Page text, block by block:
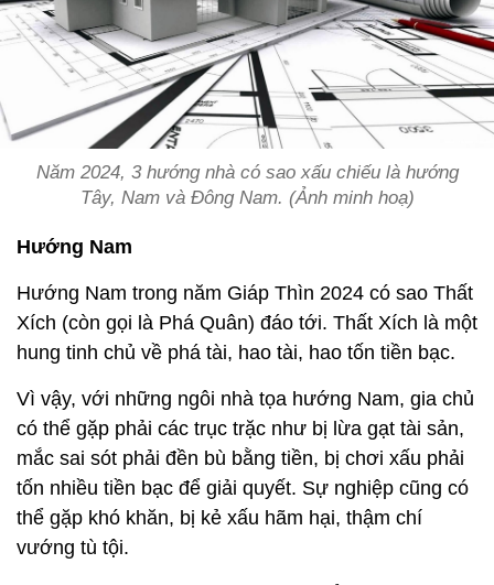
Năm 2024, 3 hướng nhà có sao xấu chiếu là hướng
Tây, Nam và Đông Nam. (Ảnh minh hoạ)
Hướng Nam
Hướng Nam trong năm Giáp Thìn 2024 có sao Thất
Xích (còn gọi là Phá Quân) đáo tới. Thất Xích là một
hung tinh chủ về phá tài, hao tài, hao tốn tiền bạc.
Vì vậy, với những ngôi nhà tọa hướng Nam, gia chủ
có thể gặp phải các trục trặc như bị lừa gạt tài sản,
mắc sai sót phải đền bù bằng tiền, bị chơi xấu phải
tốn nhiều tiền bạc để giải quyết. Sự nghiệp cũng có
thể gặp khó khăn, bị kẻ xấu hãm hại, thậm chí
vướng tù tội.